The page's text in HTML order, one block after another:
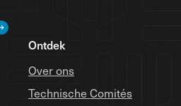
Ontdek
Over ons
Technische Comités